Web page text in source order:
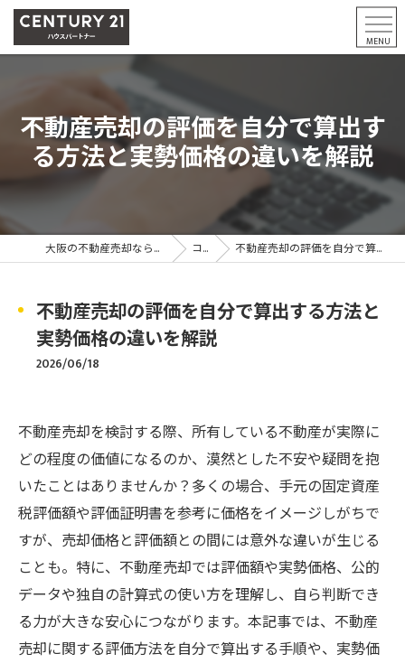
不動産売却の評価を自分で算出す
る方法と実勢価格の違いを解説
大阪の不動産売却ならCENTURY21ハウスパートナー コラム 不動産売却の評価を自分で算出する方法と実勢価格の違いを解説
不動産売却の評価を自分で算出する方法と
実勢価格の違いを解説
2026/06/18
不動産売却を検討する際、所有している不動産が実際に
どの程度の価値になるのか、漠然とした不安や疑問を抱
いたことはありませんか？多くの場合、手元の固定資産
税評価額や評価証明書を参考に価格をイメージしがちで
すが、売却価格と評価額との間には意外な違いが生じる
ことも。特に、不動産売却では評価額や実勢価格、公的
データや独自の計算式の使い方を理解し、自ら判断でき
る力が大きな安心につながります。本記事では、不動産
売却に関する評価方法を自分で算出する手順や、実勢価